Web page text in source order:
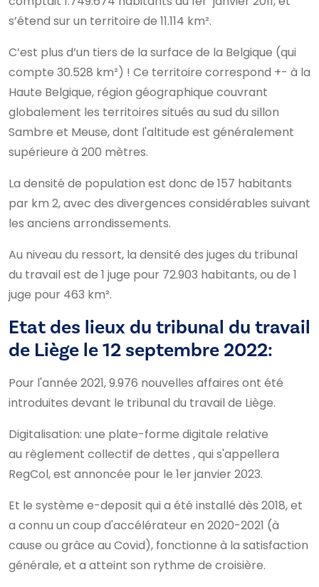
s’étend sur un territoire de 11.114 km².
C’est plus d’un tiers de la surface de la Belgique (qui
compte 30.528 km²) ! Ce territoire correspond +- à la
Haute Belgique, région géographique couvrant
globalement les territoires situés au sud du sillon
Sambre et Meuse, dont l'altitude est généralement
supérieure à 200 mètres.
La densité de population est donc de 157 habitants
par km 2, avec des divergences considérables suivant
les anciens arrondissements.
Au niveau du ressort, la densité des juges du tribunal
du travail est de 1 juge pour 72.903 habitants, ou de 1
juge pour 463 km².
Etat des lieux du tribunal du travail
de Liège le 12 septembre 2022:
Pour l'année 2021, 9.976 nouvelles affaires ont été
introduites devant le tribunal du travail de Liège.
Digitalisation: une plate-forme digitale relative
au règlement collectif de dettes , qui s'appellera
RegCol, est annoncée pour le 1er janvier 2023.
Et le système e-deposit qui a été installé dès 2018, et
a connu un coup d'accélérateur en 2020-2021 (à
cause ou grâce au Covid), fonctionne à la satisfaction
générale, et a atteint son rythme de croisière.